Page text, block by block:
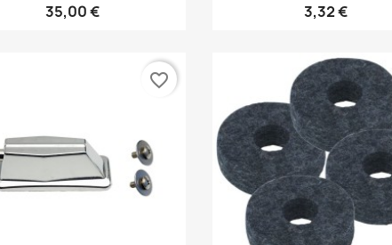
35,00 € 3,32 €
favorite_border